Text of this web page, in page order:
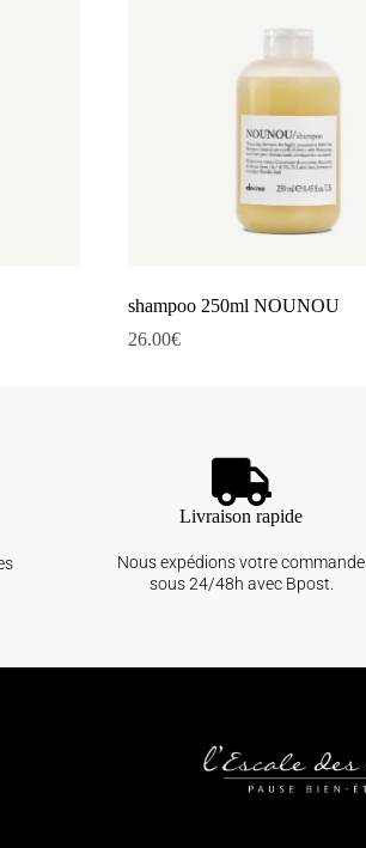
shampoo 250ml NOUNOU
26.00€
Livraison rapide
Nous expédions votre commande
sous 24/48h avec Bpost.